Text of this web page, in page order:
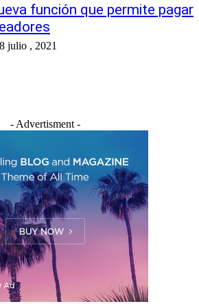
función que permite pagar
8 julio , 2021
- Advertisment -